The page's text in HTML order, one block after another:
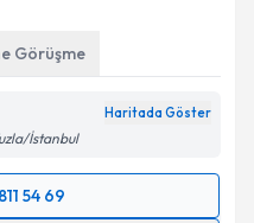
Görüşme
Haritada Göster
İstanbul
54 69